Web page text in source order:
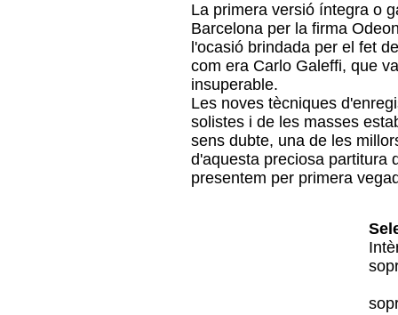
La primera versió íntegra o
Barcelona per la firma
l'ocasió brindada per el fet
com era Carlo Galeffi, que
insuperable.
Les noves tècniques
solistes i de les masses
sens dubte, una de les
d'aquesta preciosa partitura
presentem per primera